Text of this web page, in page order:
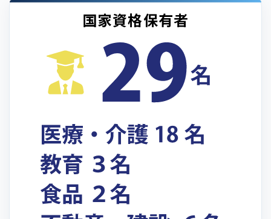
国家資格保有者